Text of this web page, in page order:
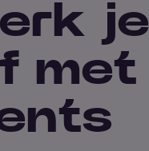
je
met